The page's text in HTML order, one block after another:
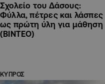
Σχολείο του Δάσους:
Φύλλα, πέτρες και λάσπες
ως πρώτη ύλη για μάθηση
(ΒΙΝΤΕΟ)
ΚΥΠΡΟΣ